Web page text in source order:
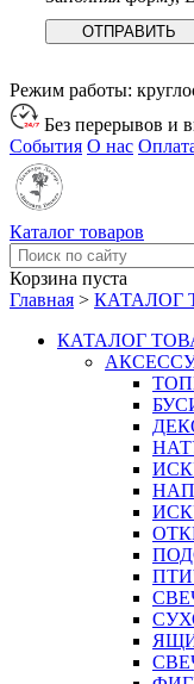
Режим работы:
Без перерывов и
События О нас
Каталог товаров
Корзина пуста
Главная > КАТАЛОГ
КАТАЛОГ